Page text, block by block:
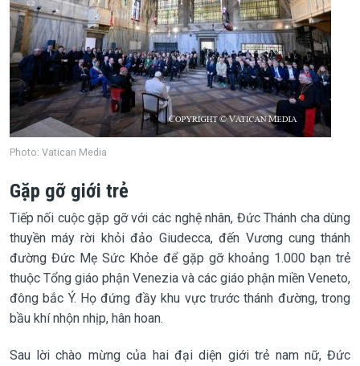
Photo: Vatican Media
Gặp gỡ giới trẻ
Tiếp nối cuộc gặp gỡ với các nghệ nhân, Đức Thánh cha dùng
thuyền máy rời khỏi đảo Giudecca, đến Vương cung thánh
đường Đức Mẹ Sức Khỏe để gặp gỡ khoảng 1.000 bạn trẻ
thuộc Tổng giáo phận Venezia và các giáo phận miền Veneto,
đông bắc Ý. Họ đứng đầy khu vực trước thánh đường, trong
bầu khí nhộn nhịp, hân hoan.
Sau lời chào mừng của hai đại diện giới trẻ nam nữ, Đức